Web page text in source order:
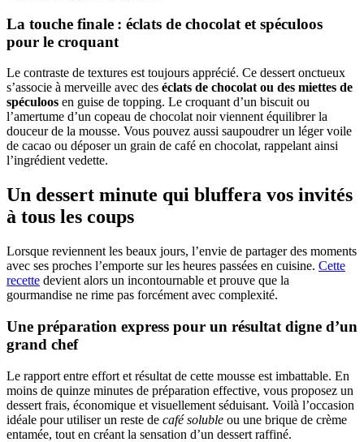
La touche finale : éclats de chocolat et spéculoos
pour le croquant
Le contraste de textures est toujours apprécié. Ce dessert onctueux
s’associe à merveille avec des éclats de chocolat ou des miettes de
spéculoos en guise de topping. Le croquant d’un biscuit ou
l’amertume d’un copeau de chocolat noir viennent équilibrer la
douceur de la mousse. Vous pouvez aussi saupoudrer un léger voile
de cacao ou déposer un grain de café en chocolat, rappelant ainsi
l’ingrédient vedette.
Un dessert minute qui bluffera vos invités
à tous les coups
Lorsque reviennent les beaux jours, l’envie de partager des moments
avec ses proches l’emporte sur les heures passées en cuisine. Cette
recette devient alors un incontournable et prouve que la
gourmandise ne rime pas forcément avec complexité.
Une préparation express pour un résultat digne d’un
grand chef
Le rapport entre effort et résultat de cette mousse est imbattable. En
moins de quinze minutes de préparation effective, vous proposez un
dessert frais, économique et visuellement séduisant. Voilà l’occasion
idéale pour utiliser un reste de café soluble ou une brique de crème
entamée, tout en créant la sensation d’un dessert raffiné.